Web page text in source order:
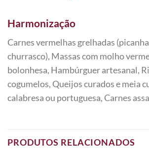
Harmonização
Carnes vermelhas grelhadas
churrasco), Massas com molho
bolonhesa, Hambúrguer artesanal,
cogumelos, Queijos curados e meia
calabresa ou portuguesa, Carnes
PRODUTOS RELACIONADOS